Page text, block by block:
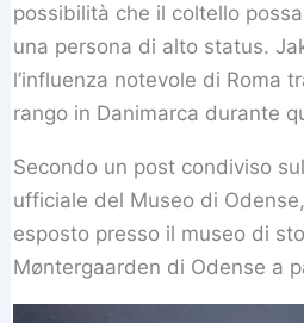
possibilità che il coltello
una persona di alto status.
l’influenza notevole di Roma
rango in Danimarca durante
Secondo un post condiviso
ufficiale del Museo di
esposto presso il museo di
Møntergaarden di Odense a